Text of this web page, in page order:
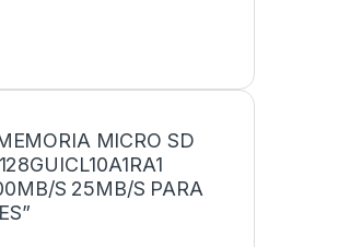
MICRO SD
S 25MB/S PARA